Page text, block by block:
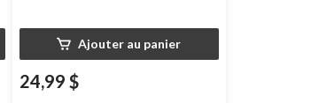
Ajouter au panier
24,99 $